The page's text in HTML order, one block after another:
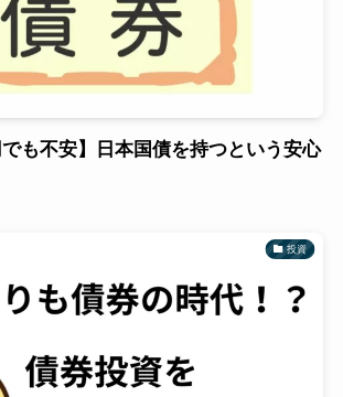
でも不安】日本国債を持つという安心
投資